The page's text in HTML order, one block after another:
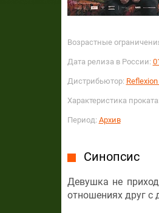
Возрастные
Дата релиза в России:
Дистрибьютор:
Характеристика проката:
Период: Архив
Синопсис
Девушка не
отношениях друг с